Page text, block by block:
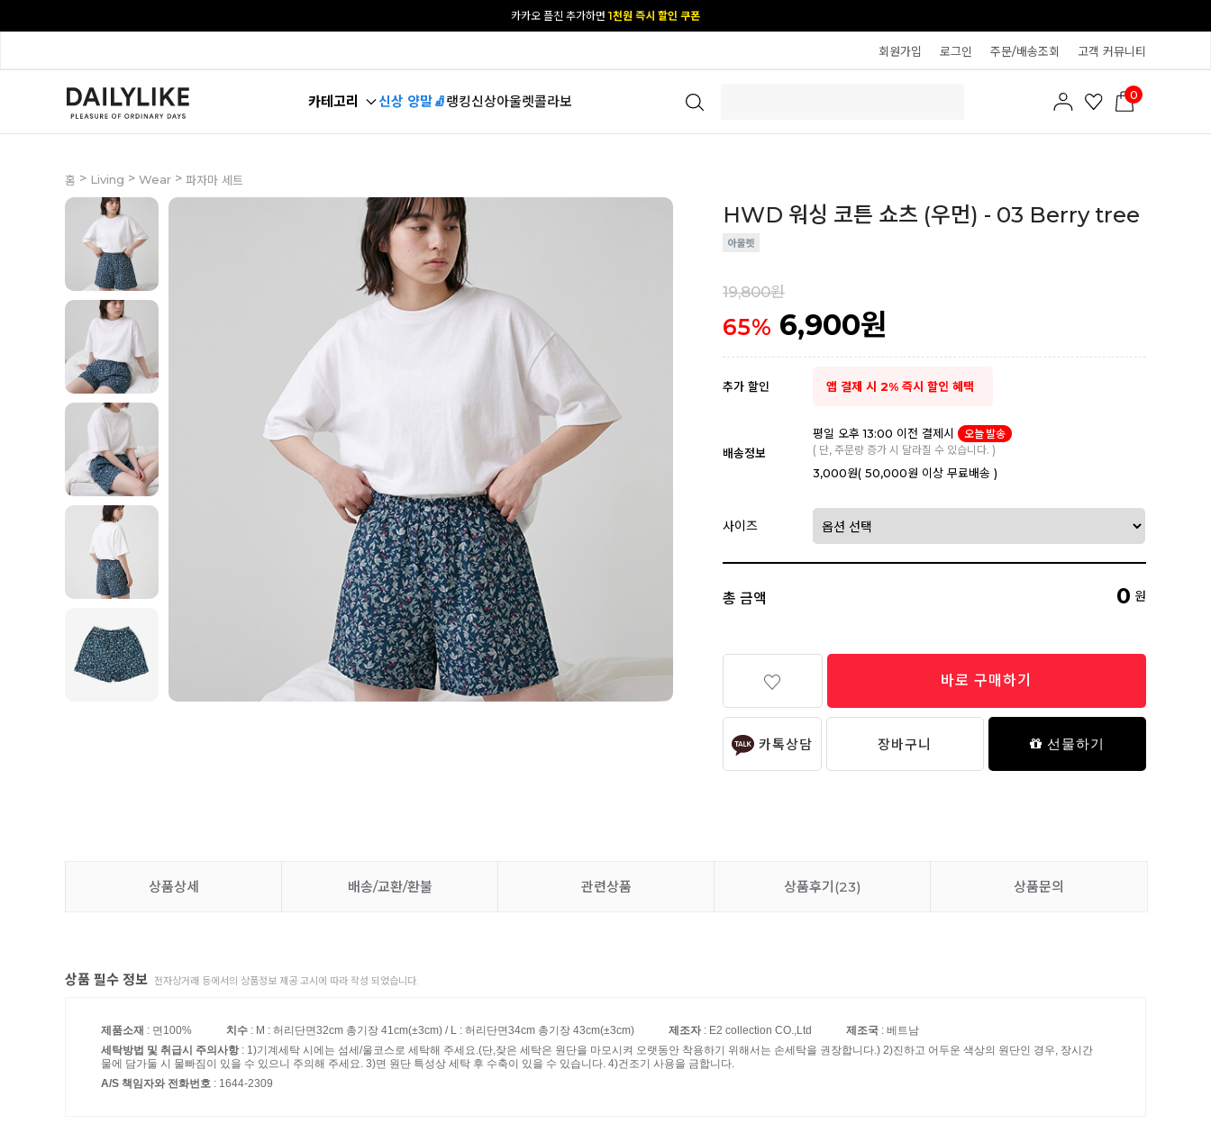
[공식몰 단독] 앱 다운받고2% 결제 할인 받기
회원가입 로그인 주문/배송조회 고객 커뮤니티
카테고리 신상 양말🧦랭킹신상아울렛콜라보 0
홈 > Living > Wear > 파자마 세트
HWD 워싱 코튼 쇼츠 (우먼) - 03 Berry tree
19,800원
65% 6,900원
추가 할인 앱 결제 시 2% 즉시 할인 혜택
배송정보
평일 오후 13:00 이전 결제시
오늘 발송
( 단, 주문량 증가 시 달라질 수 있습니다. )
3,000원( 50,000원 이상 무료배송 )
사이즈
총 금액 0 원
바로 구매하기
카톡상담 장바구니 선물하기
상품상세 배송/교환/환불 관련상품 상품후기(23) 상품문의
상품 필수 정보 전자상거래 등에서의 상품정보 제공 고시에 따라 작성 되었습니다.
제품소재 : 면100% 치수 : M : 허리단면32cm 총기장 41cm(±3cm) / L : 허리단면34cm 총기장 43cm(±3cm) 제조자: E2 collection CO.,Ltd 제조국 : 베트남
세탁방법 및 취급시 주의사항: 1)기계세탁 시에는 섬세/울코스로 세탁해 주세요.(단,잦은 세탁은 원단을 마모시켜 오랫동안 착용하기 위해서는 손세탁을 권장합니다.) 2)진하고 어두운 색상의 원단인 경우, 장시간
물에 담가둘 시 물빠짐이 있을 수 있으니 주의해 주세요. 3)면 원단 특성상 세탁 후 수축이 있을 수 있습니다. 4)건조기 사용을 금합니다.
A/S 책임자와 전화번호 : 1644-2309